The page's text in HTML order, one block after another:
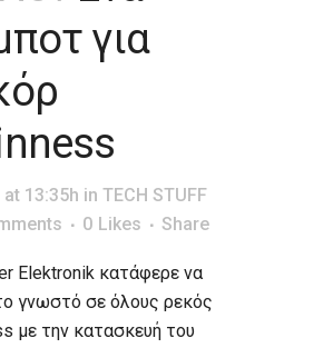
για
at 13:35h in TECH STUFF
0 Likes Share
Elektronik κατάφερε να
γνωστό σε όλους ρεκός
με την κατασκευή του